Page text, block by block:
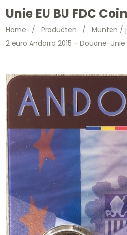
Unie EU BU FDC
Home / Producten / Munten /
2 euro Andorra 2015 – Douane-Unie